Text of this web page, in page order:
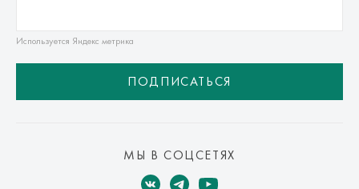
Используется Яндекс метрика
ПОДПИСАТЬСЯ
МЫ В СОЦСЕТЯХ